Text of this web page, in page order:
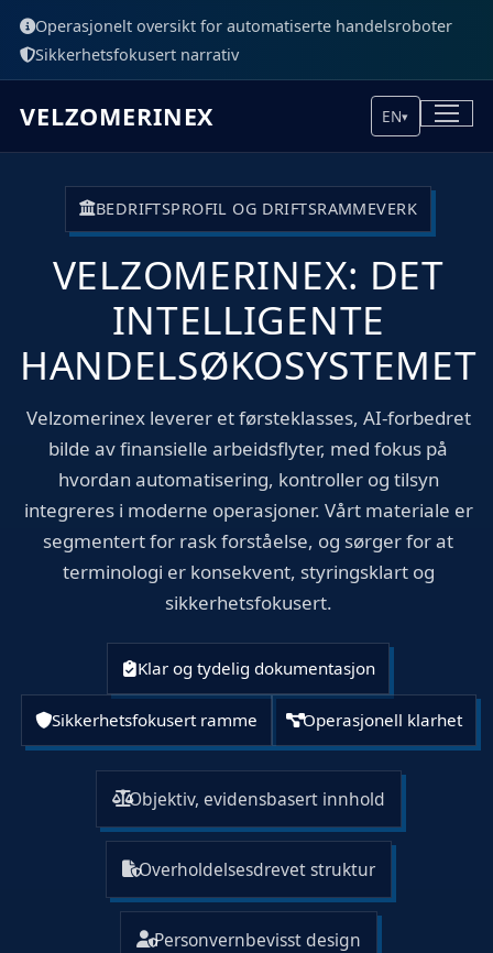
Operasjonelt oversikt for automatiserte handelsroboter
Sikkerhetsfokusert narrativ
VELZOMERINEX EN▾
BEDRIFTSPROFIL OG DRIFTSRAMMEVERK
VELZOMERINEX: DET
INTELLIGENTE
HANDELSØKOSYSTEMET
Velzomerinex leverer et førsteklasses, AI-forbedret
bilde av finansielle arbeidsflyter, med fokus på
hvordan automatisering, kontroller og tilsyn
integreres i moderne operasjoner. Vårt materiale er
segmentert for rask forståelse, og sørger for at
terminologi er konsekvent, styringsklart og
sikkerhetsfokusert.
Klar og tydelig dokumentasjon
Sikkerhetsfokusert ramme Operasjonell klarhet
Objektiv, evidensbasert innhold
Overholdelsesdrevet struktur
Personvernbevisst design